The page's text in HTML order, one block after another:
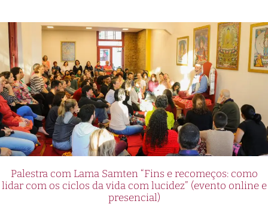
Palestra com Lama Samten “Fins e recomeços: como
lidar com os ciclos da vida com lucidez” (evento online e
presencial)